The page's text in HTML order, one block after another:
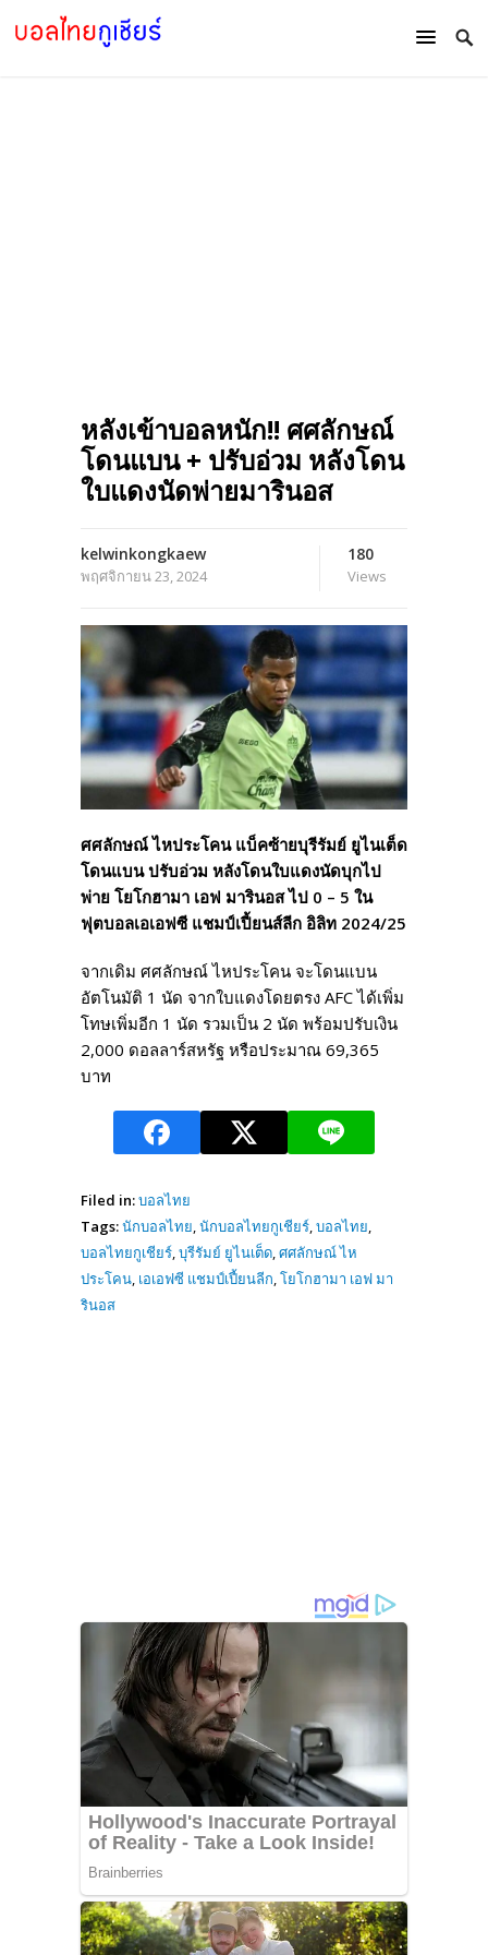
หลังเข้าบอลหนัก!! ศศลักษณ์
โดนแบน + ปรับอ่วม หลังโดน
ใบแดงนัดพ่ายมารินอส
kelwinkongkaew
พฤศจิกายน 23, 2024
180
Views
ศศลักษณ์ ไหประโคน แบ็คซ้ายบุรีรัมย์ ยูไนเต็ด
โดนแบน ปรับอ่วม หลังโดนใบแดงนัดบุกไป
พ่าย โยโกฮามา เอฟ มารินอส ไป 0 – 5 ใน
ฟุตบอลเอเอฟซี แชมป์เปี้ยนส์ลีก อิลิท 2024/25
จากเดิม ศศลักษณ์ ไหประโคน จะโดนแบน
อัตโนมัติ 1 นัด จากใบแดงโดยตรง AFC ได้เพิ่ม
โทษเพิ่มอีก 1 นัด รวมเป็น 2 นัด พร้อมปรับเงิน
2,000 ดอลลาร์สหรัฐ หรือประมาณ 69,365
บาท
Filed in:บอลไทย
Tags:นักบอลไทย,นักบอลไทยกูเชียร์,บอลไทย,
บอลไทยกูเชียร์,บุรีรัมย์ ยูไนเต็ด,ศศลักษณ์ ไห
ประโคน, เอเอฟซี แชมป์เปี้ยนลีก,โยโกฮามา เอฟ มา
รินอส